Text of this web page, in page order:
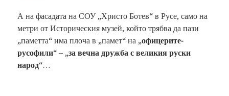
А на фасадата на СОУ „Христо Ботев“ в Русе, само на
метри от Историческия музей, който трябва да пази
„паметта“ има плоча в „памет“ на „офицерите-
русофили“ – „за вечна дружба с великия руски
народ“…